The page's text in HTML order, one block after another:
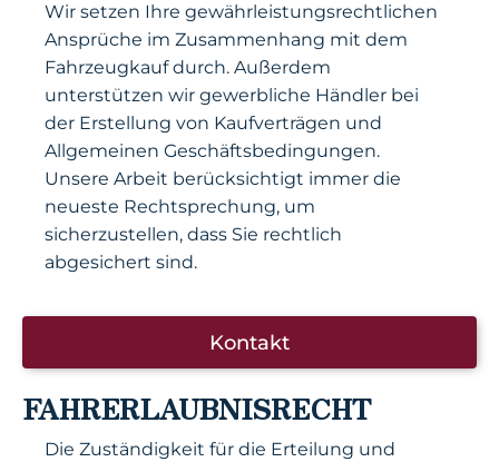
Wir setzen Ihre gewährleistungsrechtlichen
Ansprüche im Zusammenhang mit dem
Fahrzeugkauf durch. Außerdem
unterstützen wir gewerbliche Händler bei
der Erstellung von Kaufverträgen und
Allgemeinen Geschäftsbedingungen.
Unsere Arbeit berücksichtigt immer die
neueste Rechtsprechung, um
sicherzustellen, dass Sie rechtlich
abgesichert sind.
Kontakt
FAHRERLAUBNISRECHT
Die Zuständigkeit für die Erteilung und